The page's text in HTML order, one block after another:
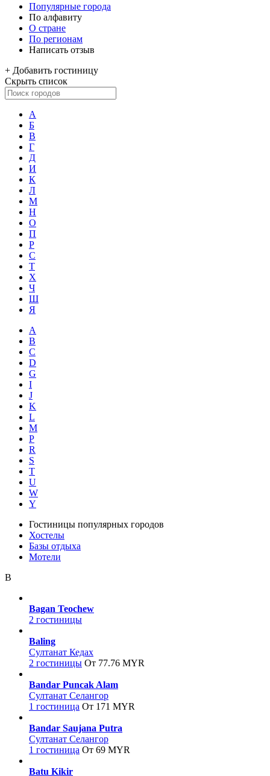
Популярные города
По алфавиту
О стране
По регионам
Написать отзыв
+ Добавить гостиницу
Скрыть список
А
Б
В
Г
Д
И
К
Л
М
Н
О
П
Р
С
Т
Х
Ч
Ш
Я
A
B
C
D
G
I
J
K
L
M
P
R
S
T
U
W
Y
Гостиницы популярных городов
Хостелы
Базы отдыха
Мотели
B
Bagan Teochew
2 гостиницы
Baling
Султанат Кедах
2 гостиницы От 77.76 MYR
Bandar Puncak Alam
Султанат Селангор
1 гостиница От 171 MYR
Bandar Saujana Putra
Султанат Селангор
1 гостиница От 69 MYR
Batu Kikir